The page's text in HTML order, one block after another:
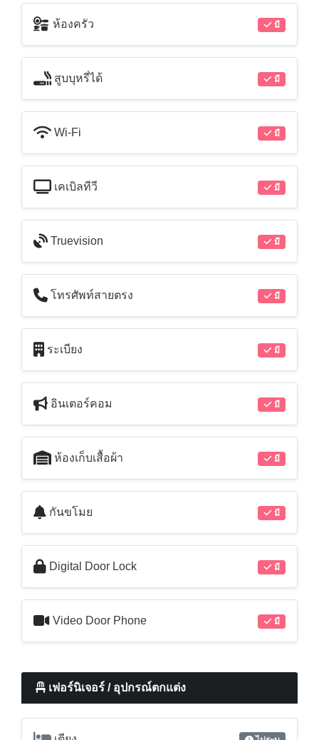
ห้องครัว มี
สูบบุหรี่ได้ มี
Wi-Fi มี
เคเบิลทีวี มี
Truevision มี
โทรศัพท์สายตรง มี
ระเบียง มี
อินเตอร์คอม มี
ห้องเก็บเสื้อผ้า มี
กันขโมย มี
Digital Door Lock มี
Video Door Phone มี
เฟอร์นิเจอร์ / อุปกรณ์ตกแต่ง